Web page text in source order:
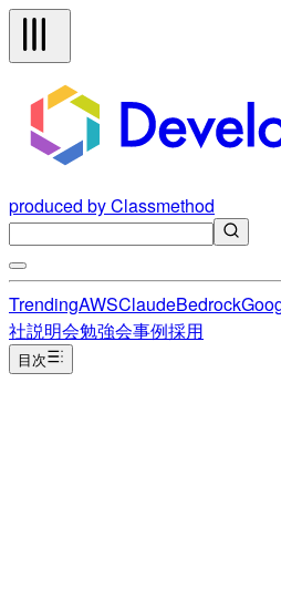
produced by Classmethod
TrendingAWSClaudeBedrock
社説明会勉強会事例採用
目次